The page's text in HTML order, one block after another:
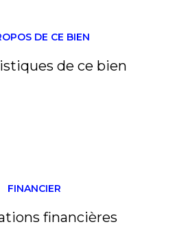
complémentaires
DE CE BIEN
de ce bien
FINANCIER
financières